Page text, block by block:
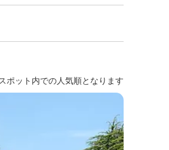
ポット内での人気順となります